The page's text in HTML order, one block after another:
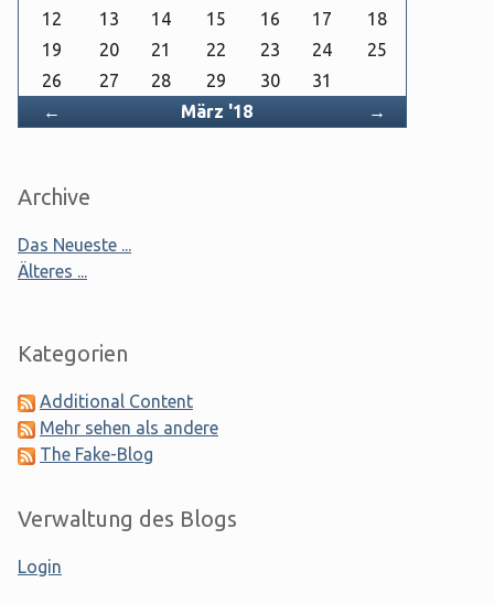
← März '18 Vorwärts
→
12
13 14 15 16 17
18
19
20 21 22 23 24
25
26
27 28 29 30 31
Archive
Das Neueste ...
Älteres ...
Kategorien
Additional Content
Mehr sehen als andere
The Fake-Blog
Verwaltung des Blogs
Login